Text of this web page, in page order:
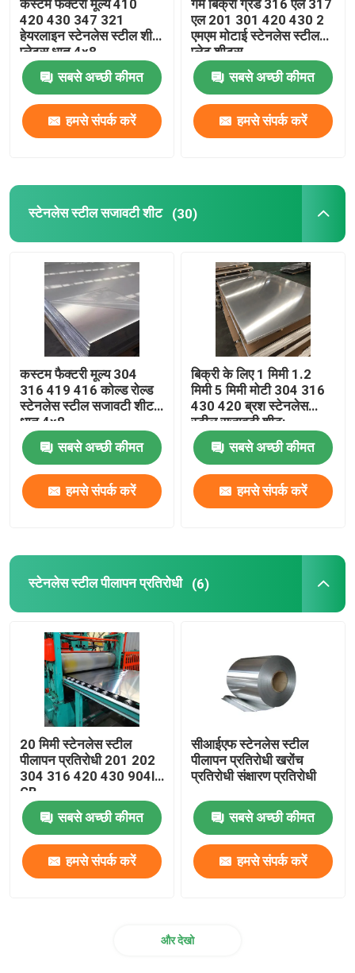
गुणवत्ता नियंत्रण
हमसे संपर्क करें
स्टेनलेस स्टील का तार
स्टेनलेस स्टील शीट प्लेट
स्टेनलेस स्टील सजावटी शीट
स्टेनलेस स्टील पीलापन प्रतिरोधी
स्टेनलेस स्टील जीवाणुरोधी
स्टेनलेस स्टील से स्वयं सफाई
स्टेनलेस स्टील वेल्डेड पाइप
स्टेनलेस स्टील चैनल
स्टेनलेस स्टील कोण
स्टेनलेस स्टील एच बीम
स्टेनलेस स्टील तार
स्टेनलेस स्टील सजावटी पाइप
कस्टम फैक्टरी मूल्य 410
420 430 347 321
हेयरलाइन स्टेनलेस स्टील शीट
प्लेट्स धातु 4x8
सबसे अच्छी कीमत
हमसे संपर्क करें
गर्म बिक्री ग्रेड 316 एल 317
एल 201 301 420 430 2
एमएम मोटाई स्टेनलेस स्टील
प्लेट शीट्स
सबसे अच्छी कीमत
हमसे संपर्क करें
स्टेनलेस स्टील सजावटी शीट (30)
कस्टम फैक्टरी मूल्य 304
316 419 416 कोल्ड रोल्ड
स्टेनलेस स्टील सजावटी शीट
धातु 4x8
सबसे अच्छी कीमत
हमसे संपर्क करें
बिक्री के लिए 1 मिमी 1.2
मिमी 5 मिमी मोटी 304 316
430 420 ब्रश स्टेनलेस
स्टील सजावटी शीट:
सबसे अच्छी कीमत
हमसे संपर्क करें
स्टेनलेस स्टील पीलापन प्रतिरोधी (6)
20 मिमी स्टेनलेस स्टील
पीलापन प्रतिरोधी 201 202
304 316 420 430 904l
GB
सबसे अच्छी कीमत
हमसे संपर्क करें
सीआईएफ स्टेनलेस स्टील
पीलापन प्रतिरोधी खरोंच
प्रतिरोधी संक्षारण प्रतिरोधी
सबसे अच्छी कीमत
हमसे संपर्क करें
और देखो